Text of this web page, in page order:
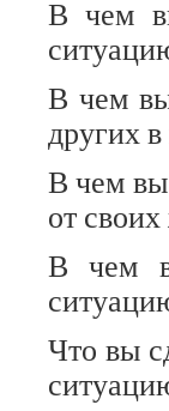
В чем
В чем
других
В чем вы
от
В чем
Что вы